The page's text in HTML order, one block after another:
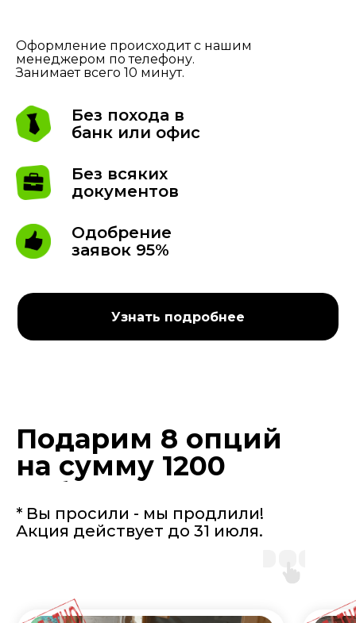
Без похода в
банк или офис
Оформление происходит с нашим
менеджером по телефону.
Занимает всего 10 минут.
Без всяких
документов
Одобрение
заявок 95%
Узнать подробнее
Подарим 8 опций
на сумму 1200
руб.
* Вы просили - мы продлили!
Акция действует до 31 июля.